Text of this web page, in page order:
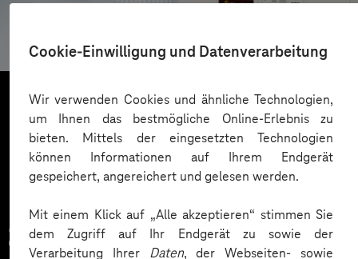
Cookie-Einwilligung und Datenverarbeitung
Wir verwenden Cookies und ähnliche Technologien,
um Ihnen das bestmögliche Online-Erlebnis zu
bieten. Mittels der eingesetzten Technologien
können Informationen auf Ihrem Endgerät
gespeichert, angereichert und gelesen werden.
Mit einem Klick auf „Alle akzeptieren“ stimmen Sie
dem Zugriff auf Ihr Endgerät zu sowie der
Verarbeitung Ihrer Daten, der Webseiten- sowie
Digitale Plattform für Paketautomatennetzwerk
Mehr laden
Zahlreiche Unternehmen